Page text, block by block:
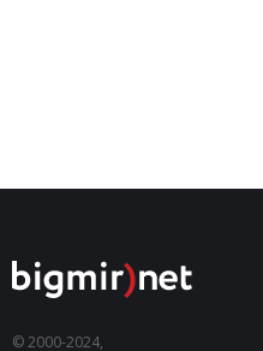
© 2000-2024,